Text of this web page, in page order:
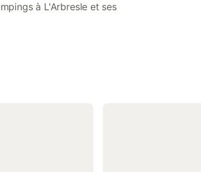
à L'Arbresle et ses